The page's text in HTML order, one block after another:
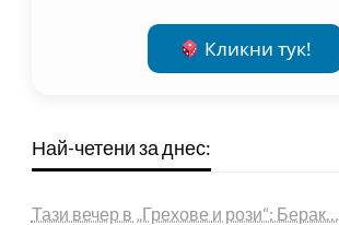
Кликни тук!
Най-четени за днес:
Тази вечер в „Грехове и рози“: Берак…